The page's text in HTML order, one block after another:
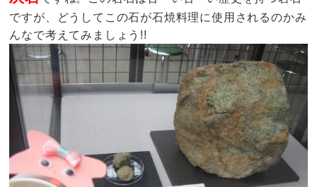
ですが、どうしてこの石が石焼料理に使用されるのかみ
んなで考えてみましょう!!